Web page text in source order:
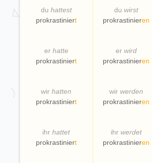
du hattest
prokrastiniert
du wirst
prokrastinieren
er hatte
prokrastiniert
er wird
prokrastinieren
wir hatten
prokrastiniert
wir werden
prokrastinieren
ihr hattet
prokrastiniert
ihr werdet
prokrastinieren